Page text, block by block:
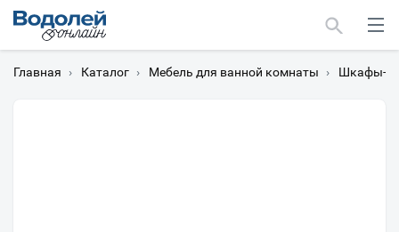
Главная › Каталог › Мебель для ванной комнаты › Шкафы-